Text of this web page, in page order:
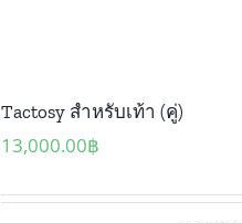
Tactosy สำหรับเท้า (คู่)
13,000.00฿